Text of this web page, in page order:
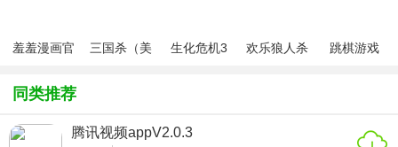
如果你也喜欢看电影，但是又苦于找不到想要的资源，可以
他用户分享，并在这个平台上发布。其他人要是有分享一些
羞羞漫画官
三国杀（美
生化危机3
欢乐狼人杀
跳棋游戏
同类推荐
腾讯视频appV2.0.3